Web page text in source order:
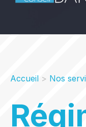
Accueil > Nos